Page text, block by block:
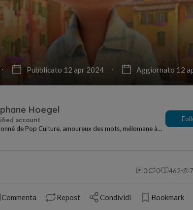
Pubblicato 12 apr 2024 Aggiornato 12
Hoegel
de Pop Culture, amoureux des mots, mélomane à
0 0 462
Commenta Repost Condividi Bookmark